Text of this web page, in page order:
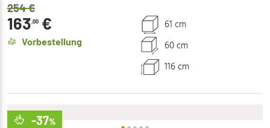
254€
163,00 €
Vorbestellung
61 cm
60 cm
116 cm
-37%